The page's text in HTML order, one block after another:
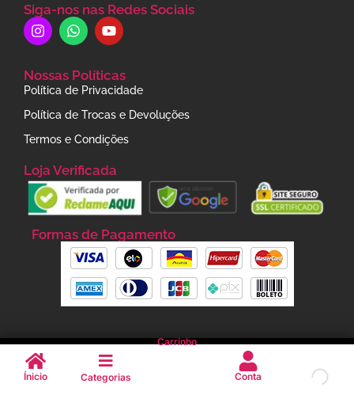
Ínicio Categorias
Carrinho
Conta
Siga-nos nas Redes Sociais
Nossas Políticas
Política de Privacidade
Política de Trocas e Devoluções
Termos e Condições
Loja Verificada
Formas de Pagamento
JU BARUCCI STORE Todos os Direitos Reservados
CNPJ:
57.624.331/0001-10